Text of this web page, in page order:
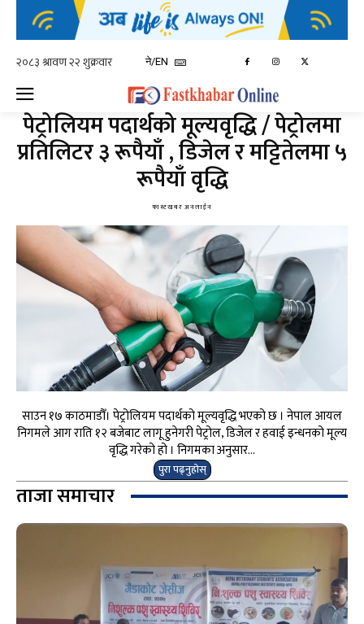
ने/EN
पेट्रोलियम पदार्थको मूल्यवृद्धि / पेट्रोलमा
प्रतिलिटर ३ रूपैयाँ , डिजेल र मट्टितेलमा ५
रूपैयाँ वृद्धि
फास्टखबर अनलाईन
साउन १७ काठमाडौँ। पेट्रोलियम पदार्थको मूल्यवृद्धि भएको छ । नेपाल आयल
निगमले आग राति १२ बजेबाट लागू हुनेगरी पेट्रोल, डिजेल र हवाई इन्धनको मूल्य
वृद्धि गरेको हो । निगमका अनुसार...
पुरा पढ्नुहोस्
ताजा समाचार